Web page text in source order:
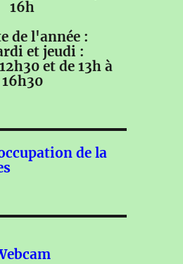
16h
de l'année :
et jeudi :
et de 13h à
16h30
de la